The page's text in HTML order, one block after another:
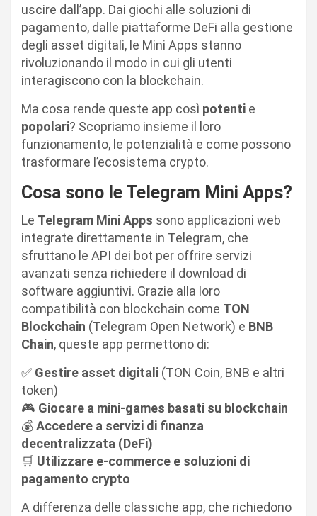
uscire dall’app. Dai giochi alle soluzioni di
pagamento, dalle piattaforme DeFi alla gestione
degli asset digitali, le Mini Apps stanno
rivoluzionando il modo in cui gli utenti
interagiscono con la blockchain.
Ma cosa rende queste app così potenti e
popolari? Scopriamo insieme il loro
funzionamento, le potenzialità e come possono
trasformare l’ecosistema crypto.
Cosa sono le Telegram Mini Apps?
Le Telegram Mini Apps sono applicazioni web
integrate direttamente in Telegram, che
sfruttano le API dei bot per offrire servizi
avanzati senza richiedere il download di
software aggiuntivi. Grazie alla loro
compatibilità con blockchain come TON
Blockchain (Telegram Open Network) e BNB
Chain, queste app permettono di:
✅ Gestire asset digitali (TON Coin, BNB e altri
token)
🎮 Giocare a mini-games basati su blockchain
💰Accedere a servizi di finanza
decentralizzata (DeFi)
🛒 Utilizzare e-commerce e soluzioni di
pagamento crypto
A differenza delle classiche app, che richiedono